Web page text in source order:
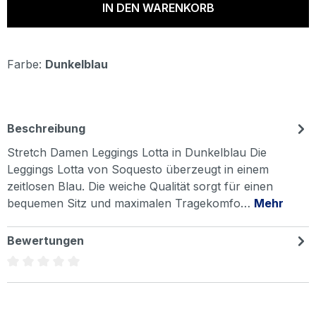
IN DEN WARENKORB
Farbe: Dunkelblau
Beschreibung
Stretch Damen Leggings Lotta in Dunkelblau Die
Leggings Lotta von Soquesto überzeugt in einem
zeitlosen Blau. Die weiche Qualität sorgt für einen
bequemen Sitz und maximalen Tragekomfo… Mehr
Bewertungen